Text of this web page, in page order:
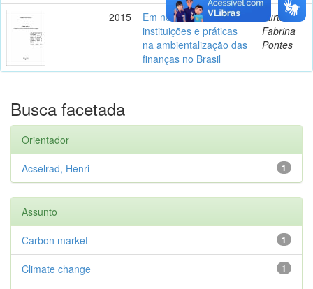
2015
Em nome do clima:
instituições e práticas
na ambientalização das
finanças no Brasil
Furtado,
Fabrina
Pontes
Busca facetada
Orientador
1
Acselrad, Henri
Assunto
1
Carbon market
1
Climate change